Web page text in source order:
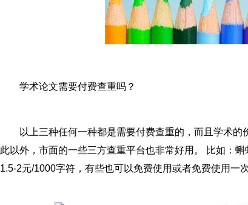
学术论文需要付费查重吗？
以上三种任何一种都是需要付费查重的，而且学术
此以外，市面的一些三方查重平台也非常好用。 比如：
1.5-2元/1000字符，有些也可以免费使用或者免费使用一次